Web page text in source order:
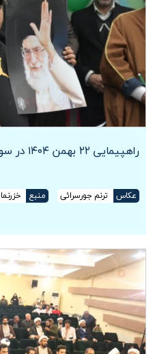
راهپیمایی ۲۲ بهمن ۱۴۰۴ در سوادکوه شمالی
عکاس ترنم جورسرائی منبع
خزرنما